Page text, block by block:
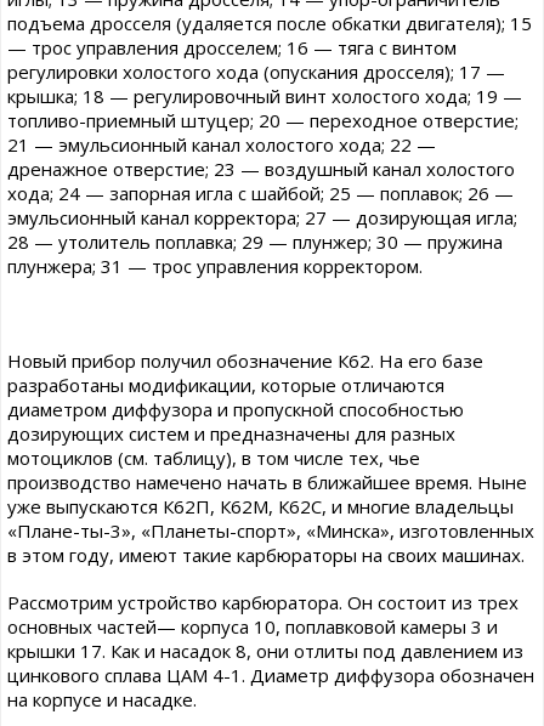
подъема дросселя (удаляется после обкатки двигателя); 15
— трос управления дросселем; 16 — тяга с винтом
регулировки холостого хода (опускания дросселя); 17 —
крышка; 18 — регулировочный винт холостого хода; 19 —
топливо-приемный штуцер; 20 — переходное отверстие;
21 — эмульсионный канал холостого хода; 22 —
дренажное отверстие; 23 — воздушный канал холостого
хода; 24 — запорная игла с шайбой; 25 — поплавок; 26 —
эмульсионный канал корректора; 27 — дозирующая игла;
28 — утолитель поплавка; 29 — плунжер; 30 — пружина
плунжера; 31 — трос управления корректором.
Новый прибор получил обозначение К62. На его базе
разработаны модификации, которые отличаются
диаметром диффузора и пропускной способностью
дозирующих систем и предназначены для разных
мотоциклов (см. таблицу), в том числе тех, чье
производство намечено начать в ближайшее время. Ныне
уже выпускаются К62П, К62М, К62С, и многие владельцы
«Плане-ты-3», «Планеты-спорт», «Минска», изготовленных
в этом году, имеют такие карбюраторы на своих машинах.
Рассмотрим устройство карбюратора. Он состоит из трех
основных частей— корпуса 10, поплавковой камеры 3 и
крышки 17. Как и насадок 8, они отлиты под давлением из
цинкового сплава ЦАМ 4-1. Диаметр диффузора обозначен
на корпусе и насадке.